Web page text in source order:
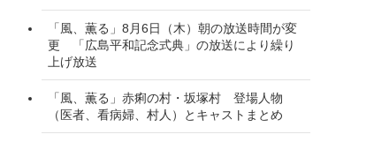
「風、薫る」8月6日（木）朝の放送時間が変
更 「広島平和記念式典」の放送により繰り
上げ放送
「風、薫る」赤痢の村・坂塚村 登場人物
（医者、看病婦、村人）とキャストまとめ